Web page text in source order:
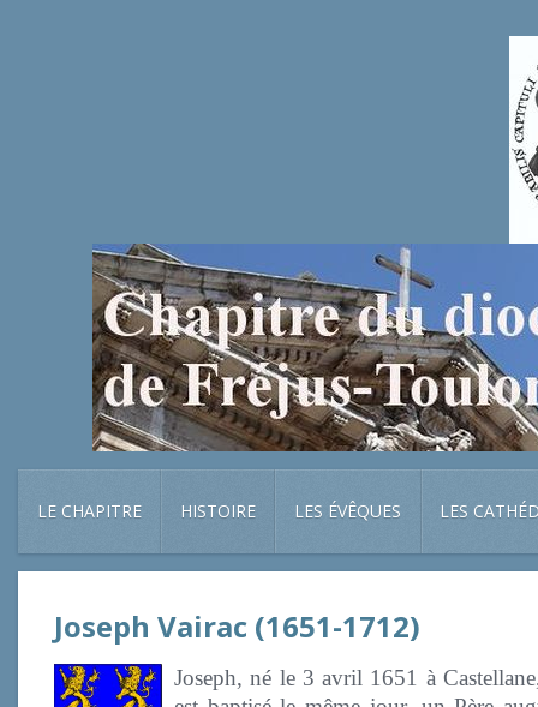
LE CHAPITRE HISTOIRE LES ÉVÊQUES LES
Joseph Vairac (1651-1712)
Joseph, né le 3 avril 1651 à